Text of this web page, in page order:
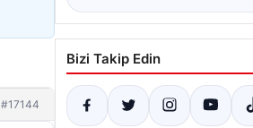
#17144
Bizi Takip Edin